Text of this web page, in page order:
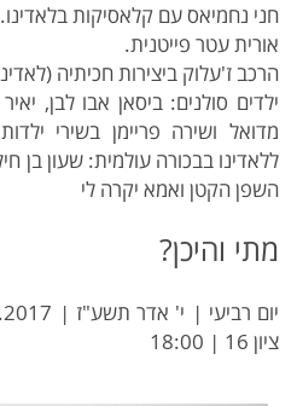
חני נחמיאס עם קלאסיקות בלאדינו.
אורית עטר פייטנית.
הרכב ז'עלוק ביצירות חכיתיה
ילדים סולנים: ביסאן אבו לבן, יאיר
מדואל ושירה פריימן בשירי
ללאדינו בבכורה עולמית: שעון בן
השפן הקטן ואמא יקרה לי
מתי והיכן?
ציון 16 | 18:00